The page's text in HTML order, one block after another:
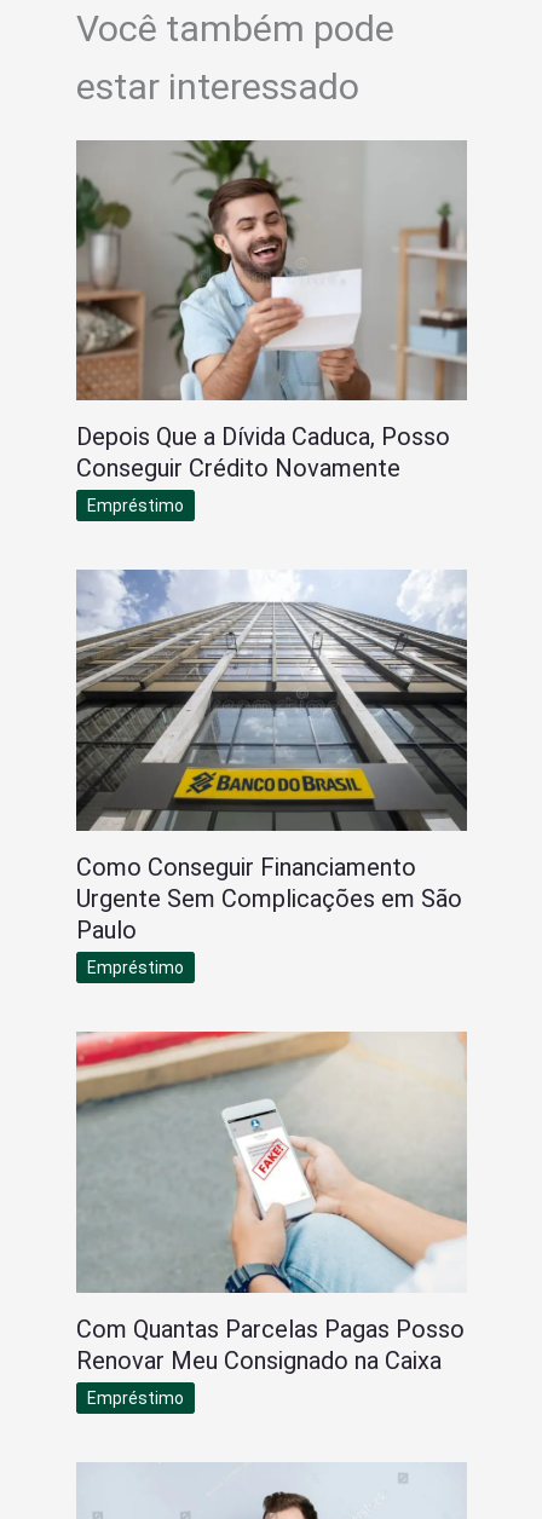
Você também pode
estar interessado
Depois Que a Dívida Caduca, Posso
Conseguir Crédito Novamente
Empréstimo
Como Conseguir Financiamento
Urgente Sem Complicações em São
Paulo
Empréstimo
Com Quantas Parcelas Pagas Posso
Renovar Meu Consignado na Caixa
Empréstimo